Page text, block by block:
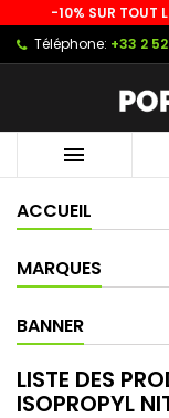
-10% SUR TOUT
Téléphone: +33 2

ACCUEIL
MARQUES
BANNER
LISTE DES
ISOPROPYL